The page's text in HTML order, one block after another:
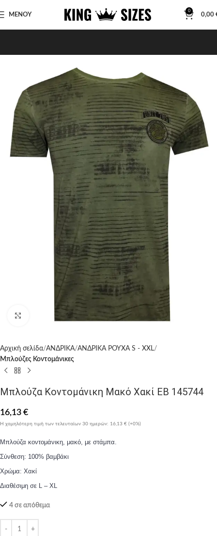
ΜΕΝΟΥ
0
0,00
Click to enlarge
Αρχική σελίδα ΑΝΔΡΙΚΑ ΑΝΔΡΙΚΑ ΡΟΥΧΑ S - XXL
Μπλούζες Κοντομάνικες
Μπλούζα Κοντομάνικη Μακό Χακί EB 145744
16,13 €
Η χαμηλότερη τιμή των τελευταίων 30 ημερών: 16,13 € (+0%)
Μπλούζα κοντομάνικη, μακό, με στάμπα.
Σύνθεση: 100% βαμβάκι
Χρώμα: Χακί
Διαθέσιμη σε L – XL
4 σε απόθεμα